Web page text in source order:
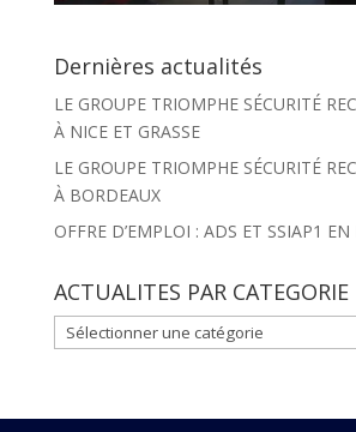
Dernières actualités
LE GROUPE TRIOMPHE SÉCURITÉ
À NICE ET GRASSE
LE GROUPE TRIOMPHE SÉCURITÉ
À BORDEAUX
OFFRE D’EMPLOI : ADS ET SSIAP1
ACTUALITES PAR CATEGORIE
ACTUALITES
PAR